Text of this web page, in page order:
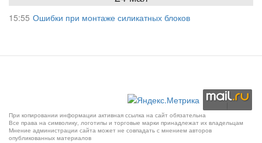
15:55 Ошибки при монтаже силикатных блоков
При копировании информации активная ссылка на сайт обязательна
Все права на символику, логотипы и торговые марки принадлежат их владельцам
Мнение администрации сайта может не совпадать с мнением авторов
опубликованных материалов